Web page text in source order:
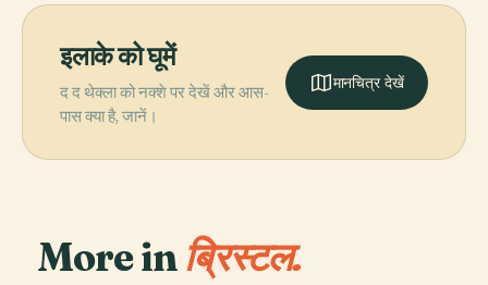
इलाके को घूमें
द द थेक्ला को नक्शे पर देखें और आस-
पास क्या है, जानें।
मानचित्र देखें
More inब्रिस्टल.